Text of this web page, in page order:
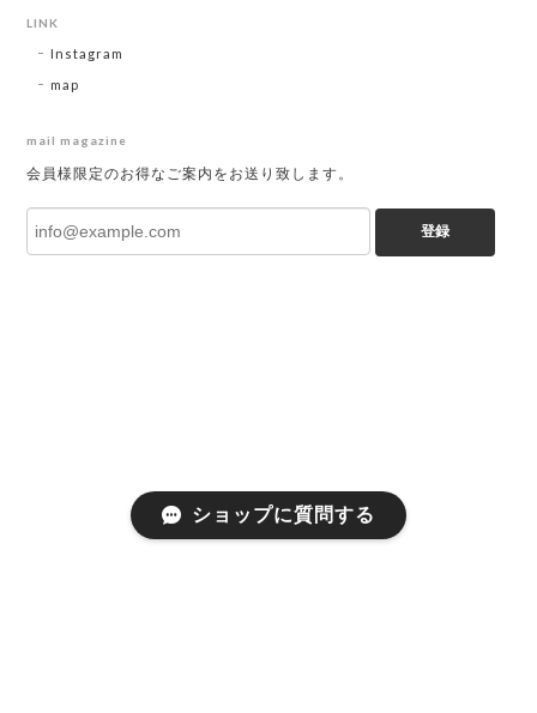
LINK
Instagram
map
mail magazine
会員様限定のお得なご案内をお送り致します。
登録
ショップに質問する